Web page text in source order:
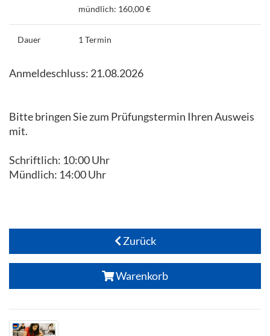
mündlich: 160,00 €
Dauer 1 Termin
Anmeldeschluss: 21.08.2026
Bitte bringen Sie zum Prüfungstermin Ihren Ausweis
mit.
Schriftlich: 10:00 Uhr
Mündlich: 14:00 Uhr
Zurück
Warenkorb